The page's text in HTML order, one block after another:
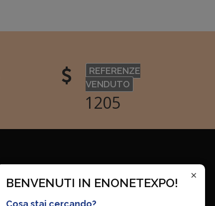
×
BENVENUTI IN ENONETEXPO!
Cosa stai cercando?
REFERENZE
VENDUTO
1456